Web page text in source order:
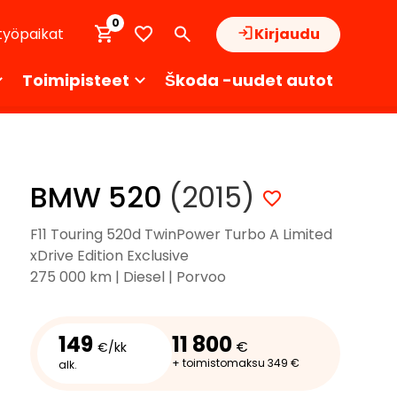
Kirjaudu
0
Toimipisteet Škoda -uudet autot
BMW 520 (2015)
F11 Touring 520d TwinPower Turbo A Limited
xDrive Edition Exclusive
275 000 km | Diesel | Porvoo
149 €/kk
alk.
11 800 €
+ toimistomaksu 349 €